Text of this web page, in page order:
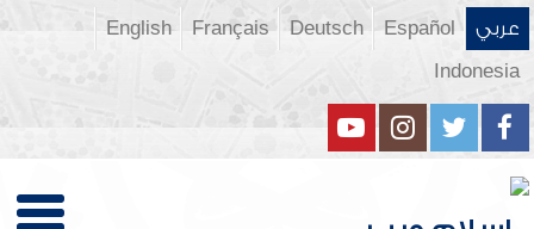
عربي Español
Deutsch
Français
English
Indonesia